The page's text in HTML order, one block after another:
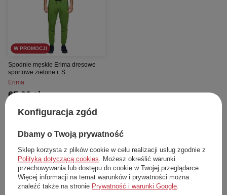
W PROMOCJI
Spodnie męskie Erima dresowe
sportowe zielone r. S
Erima
65,00 zł
Najniższa cena z 30 dni przed obniżką:
Dodaj do koszyka
Konfiguracja zgód
Dbamy o Twoją prywatność
Sklep korzysta z plików cookie w celu realizacji usług zgodnie z
Polityką dotyczącą cookies. Możesz określić warunki
przechowywania lub dostępu do cookie w Twojej przeglądarce.
Więcej informacji na temat warunków i prywatności można
znaleźć także na stronie Prywatność i warunki Google.